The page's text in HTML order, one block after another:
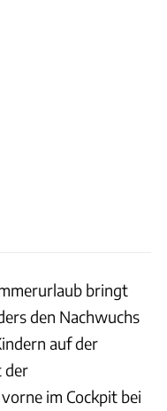
bringt
den Nachwuchs
auf der
der
im Cockpit bei